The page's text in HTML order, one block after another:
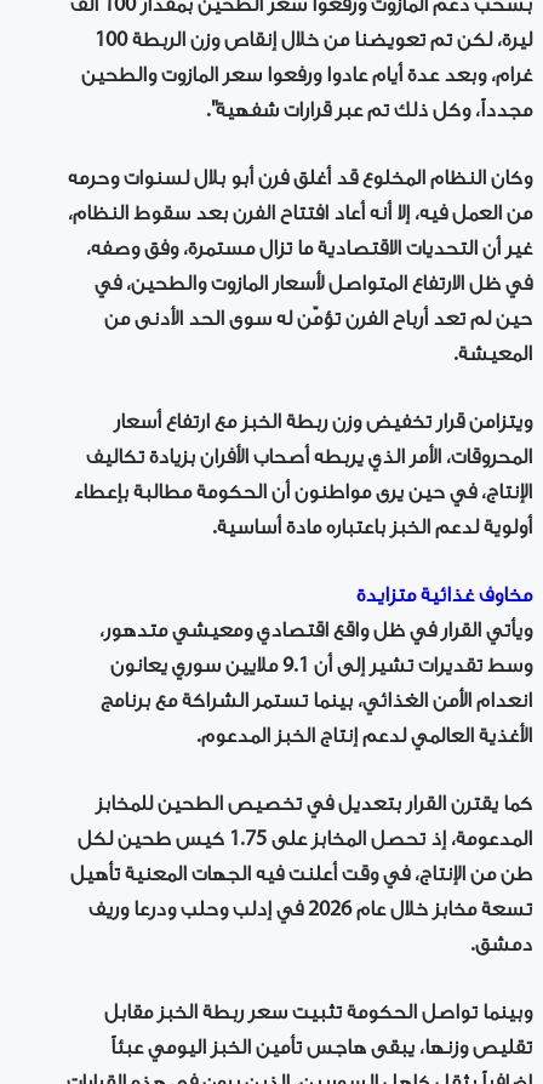
بسحب دعم المازوت ورفعوا سعر الطحين بمقدار 100 ألف
ليرة، لكن تم تعويضنا من خلال إنقاص وزن الربطة 100
غرام، وبعد عدة أيام عادوا ورفعوا سعر المازوت والطحين
مجدداً، وكل ذلك تم عبر قرارات شفهية".
وكان النظام المخلوع قد أغلق فرن أبو بلال لسنوات وحرمه
من العمل فيه، إلا أنه أعاد افتتاح الفرن بعد سقوط النظام،
غير أن التحديات الاقتصادية ما تزال مستمرة، وفق وصفه،
في ظل الارتفاع المتواصل لأسعار المازوت والطحين، في
حين لم تعد أرباح الفرن تؤمّن له سوى الحد الأدنى من
المعيشة.
ويتزامن قرار تخفيض وزن ربطة الخبز مع ارتفاع أسعار
المحروقات، الأمر الذي يربطه أصحاب الأفران بزيادة تكاليف
الإنتاج، في حين يرى مواطنون أن الحكومة مطالبة بإعطاء
أولوية لدعم الخبز باعتباره مادة أساسية.
مخاوف غذائية متزايدة
ويأتي القرار في ظل واقع اقتصادي ومعيشي متدهور،
وسط تقديرات تشير إلى أن 9.1 ملايين سوري يعانون
انعدام الأمن الغذائي، بينما تستمر الشراكة مع برنامج
الأغذية العالمي لدعم إنتاج الخبز المدعوم.
كما يقترن القرار بتعديل في تخصيص الطحين للمخابز
المدعومة، إذ تحصل المخابز على 1.75 كيس طحين لكل
طن من الإنتاج، في وقت أعلنت فيه الجهات المعنية تأهيل
تسعة مخابز خلال عام 2026 في إدلب وحلب ودرعا وريف
دمشق.
وبينما تواصل الحكومة تثبيت سعر ربطة الخبز مقابل
تقليص وزنها، يبقى هاجس تأمين الخبز اليومي عبئاً